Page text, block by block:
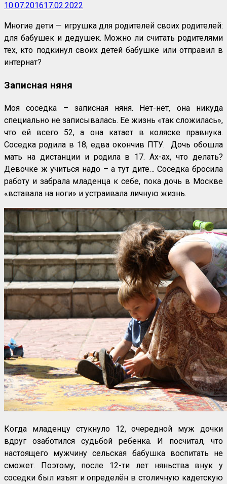
10.07.201617.02.2022
Многие дети — игрушка для родителей своих родителей:
для бабушек и дедушек. Можно ли считать родителями
тех, кто подкинул своих детей бабушке или отправил в
интернат?
Записная няня
Моя соседка – записная няня. Нет-нет, она никуда
специально не записывалась. Ее жизнь «так сложилась»,
что ей всего 52, а она катает в коляске правнука.
Соседка родила в 18, едва окончив ПТУ. Дочь обошла
мать на дистанции и родила в 17. Ах-ах, что делать?
Девочке ж учиться надо – а тут дитё… Соседка бросила
работу и забрала младенца к себе, пока дочь в Москве
«вставала на ноги» и устраивала личную жизнь.
Когда младенцу стукнуло 12, очередной муж дочки
вдруг озаботился судьбой ребенка. И посчитал, что
настоящего мужчину сельская бабушка воспитать не
сможет. Поэтому, после 12-ти лет няньства внук у
соседки был изъят и определён в столичную кадетскую